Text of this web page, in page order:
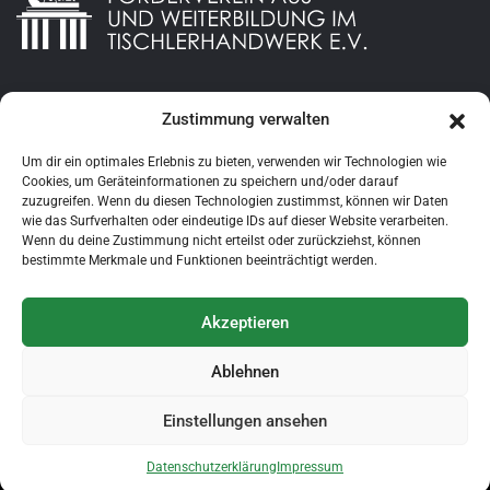
Zustimmung verwalten
Um dir ein optimales Erlebnis zu bieten, verwenden wir Technologien wie
Cookies, um Geräteinformationen zu speichern und/oder darauf
zuzugreifen. Wenn du diesen Technologien zustimmst, können wir Daten
wie das Surfverhalten oder eindeutige IDs auf dieser Website verarbeiten.
Wenn du deine Zustimmung nicht erteilst oder zurückziehst, können
bestimmte Merkmale und Funktionen beeinträchtigt werden.
Akzeptieren
Ablehnen
Einstellungen ansehen
Datenschutzerklärung Impressum
s
n
a
i
g
a
t
i
Datenschutzerklaerung
Impressum
Login
Weiterbildung im Tischlerhandwerk e.V.. All Right Reserved.